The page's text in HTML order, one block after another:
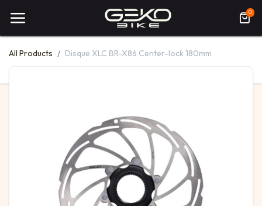
0
All Products Disque XLC BR-X86 Center-lock 180mm